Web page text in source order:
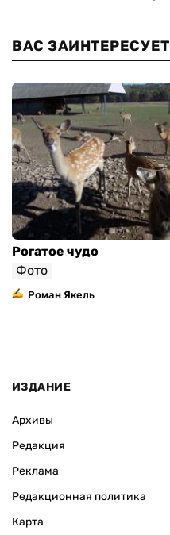
ВАС ЗАИНТЕРЕСУЕТ
Рогатое чудо
Фото
Роман Якель
ИЗДАНИЕ
Архивы
Редакция
Реклама
Редакционная политика
Карта